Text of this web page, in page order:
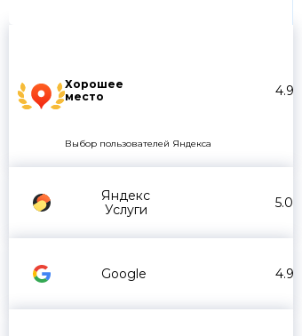
Хорошее
место
4.9
Выбор пользователей Яндекса
Яндекс
Услуги
5.0
Google 4.9